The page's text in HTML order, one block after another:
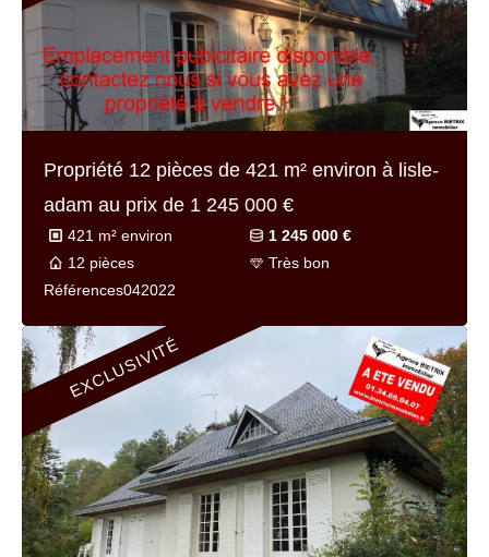
Propriété 12 pièces de 421 m² environ à lisle-
adam au prix de 1 245 000 €
421 m² environ
1 245 000 €
12 pièces
Très bon
Références042022
EXCLUSIVITÉ